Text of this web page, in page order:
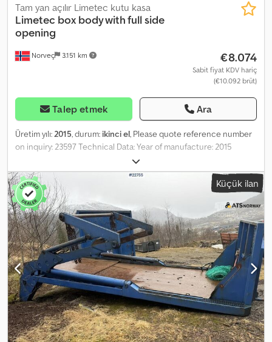
Norveç 3.151 km
Tam yan açılır Limetec kutu kasa
Limetec box body with full side
opening
€8.074
Sabit fiyat KDV hariç
(€10.092 brüt)
Talep etmek Ara
Üretim yılı:2015, durum: ikinci el, Please quote reference number
on inquiry: 23597 Technical Data: Year of manufacture: 2015
Internal length: approx. 6.4 m Internal height: approx. 3.0 m
Internal width: approx. 2.4 m For 16 pallets Available immediately
Description: Limetec box body with full side opening. The body is
in good condition. Available immediately. Curb weight: 1 Model:
box body with full side opening = Further information = Intended
use: Goods transport Dwjdpfozqk Dxex Adhsa Please contact ATS
Norway for further information.
Küçük ilan